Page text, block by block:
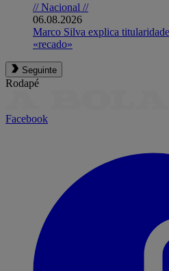
// Nacional //
06.08.2026
Marco Silva explica
«recado»
Seguinte
Rodapé
Facebook